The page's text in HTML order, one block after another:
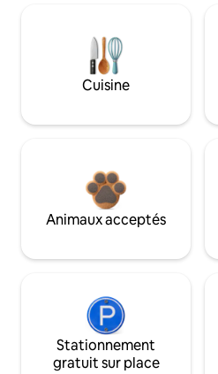
Cuisine
Animaux acceptés
Stationnement
gratuit sur place